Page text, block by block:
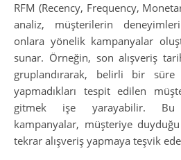
RFM (Recency, Frequency,
analiz, müşterilerin
onlara yönelik kampanyalar
sunar. Örneğin, son alışveriş
gruplandırarak, belirli bir süre
yapmadıkları tespit edilen
gitmek işe yarayabilir. Bu
kampanyalar, müşteriye
tekrar alışveriş yapmaya teşvik